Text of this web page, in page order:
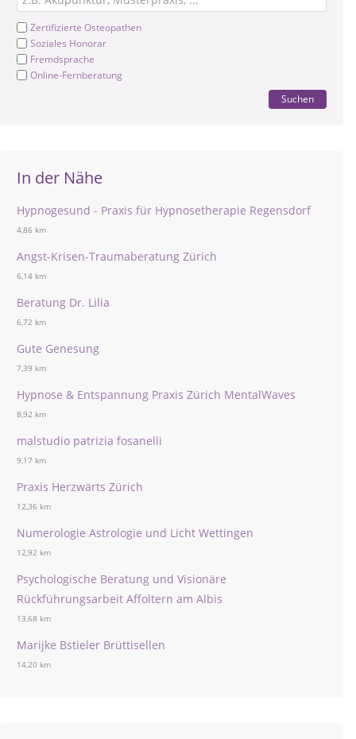
Zertifizierte Osteopathen
Soziales Honorar
Fremdsprache
Online-Fernberatung
Suchen
In der Nähe
Hypnogesund - Praxis für Hypnosetherapie Regensdorf
4,86 km
Angst-Krisen-Traumaberatung Zürich
6,14 km
Beratung Dr. Lilia
6,72 km
Gute Genesung
7,39 km
Hypnose & Entspannung Praxis Zürich MentalWaves
8,92 km
malstudio patrizia fosanelli
9,17 km
Praxis Herzwärts Zürich
12,36 km
Numerologie Astrologie und Licht Wettingen
12,92 km
Psychologische Beratung und Visionäre
Rückführungsarbeit Affoltern am Albis
13,68 km
Marijke Bstieler Brüttisellen
14,20 km